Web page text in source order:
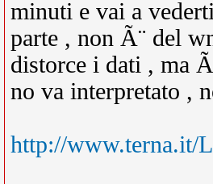
minuti e vai a
parte , non Ã¨ del
distorce i dati , ma
no va interpretato ,
http://www.terna.it/